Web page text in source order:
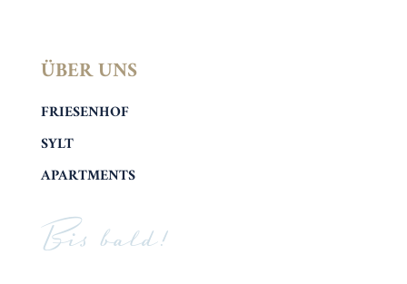
ÜBER UNS
FRIESENHOF
SYLT
APARTMENTS
Bis bald!